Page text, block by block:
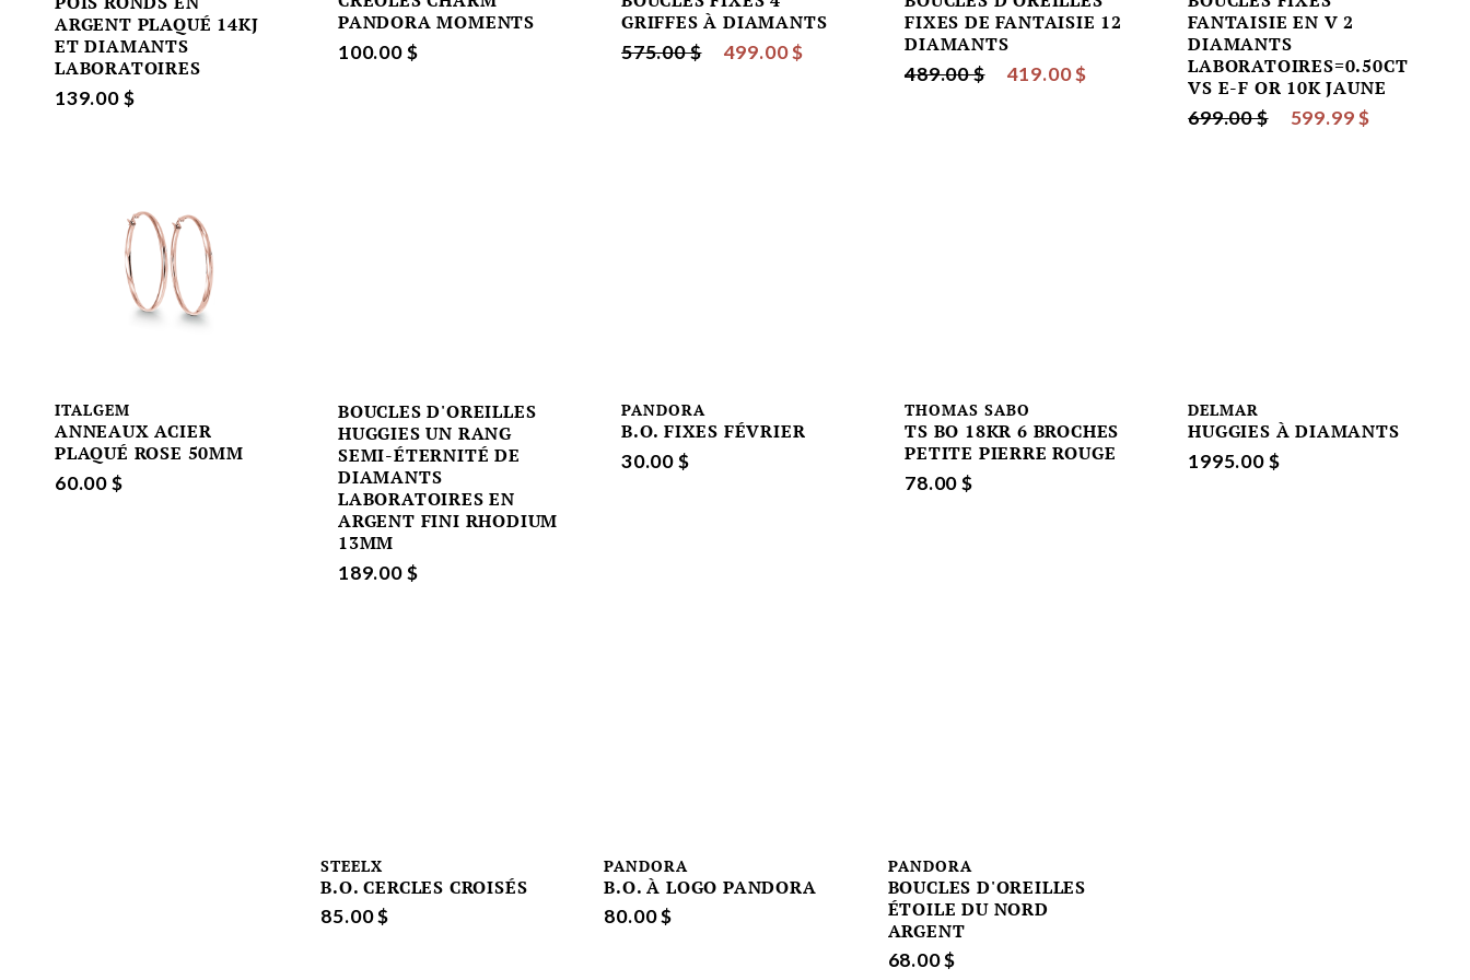
ARGENT PLAQUÉ 14KJ
ET DIAMANTS
LABORATOIRES
139.00 $
PANDORA MOMENTS
100.00 $
GRIFFES À DIAMANTS
575.00 $ 499.00 $
FIXES DE FANTAISIE 12
DIAMANTS
489.00 $ 419.00 $
FANTAISIE EN V 2
DIAMANTS
LABORATOIRES=0.50CT
VS E-F OR 10K JAUNE
699.00 $ 599.99 $
ITALGEM
ANNEAUX ACIER
PLAQUÉ ROSE 50MM
60.00 $
BOUCLES D'OREILLES
HUGGIES UN RANG
SEMI-ÉTERNITÉ DE
DIAMANTS
LABORATOIRES EN
ARGENT FINI RHODIUM
13MM
189.00 $
PANDORA
B.O. FIXES FÉVRIER
30.00 $
THOMAS SABO
TS BO 18KR 6 BROCHES
PETITE PIERRE ROUGE
78.00 $
DELMAR
HUGGIES À DIAMANTS
1995.00 $
STEELX
B.O. CERCLES CROISÉS
85.00 $
PANDORA
B.O. À LOGO PANDORA
80.00 $
PANDORA
BOUCLES D'OREILLES
ÉTOILE DU NORD
ARGENT
68.00 $